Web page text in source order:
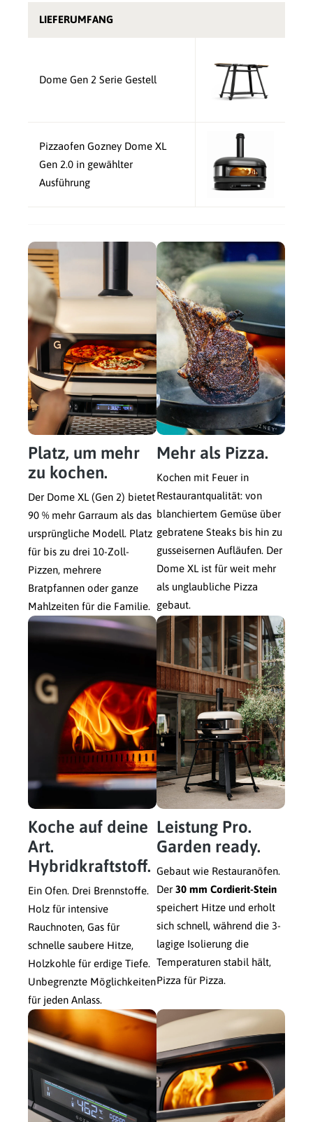
LIEFERUMFANG
Dome Gen 2 Serie Gestell
Pizzaofen Gozney Dome XL
Gen 2.0 in gewählter
Ausführung
Platz, um mehr
zu kochen.
Der Dome XL (Gen 2) bietet
90 % mehr Garraum als das
ursprüngliche Modell. Platz
für bis zu drei 10-Zoll-
Pizzen, mehrere
Bratpfannen oder ganze
Mahlzeiten für die Familie.
Mehr als Pizza.
Kochen mit Feuer in
Restaurantqualität: von
blanchiertem Gemüse über
gebratene Steaks bis hin zu
gusseisernen Aufläufen. Der
Dome XL ist für weit mehr
als unglaubliche Pizza
gebaut.
Koche auf deine
Art.
Hybridkraftstoff.
Ein Ofen. Drei Brennstoffe.
Holz für intensive
Rauchnoten, Gas für
schnelle saubere Hitze,
Holzkohle für erdige Tiefe.
Unbegrenzte Möglichkeiten
für jeden Anlass.
Leistung Pro.
Garden ready.
Gebaut wie Restauranöfen.
Der 30 mm Cordierit-Stein
speichert Hitze und erholt
sich schnell, während die 3-
lagige Isolierung die
Temperaturen stabil hält,
Pizza für Pizza.